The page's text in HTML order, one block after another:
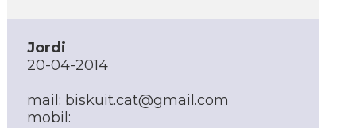
Jordi
20-04-2014
mail: biskuit.cat@gmail.com
mobil: